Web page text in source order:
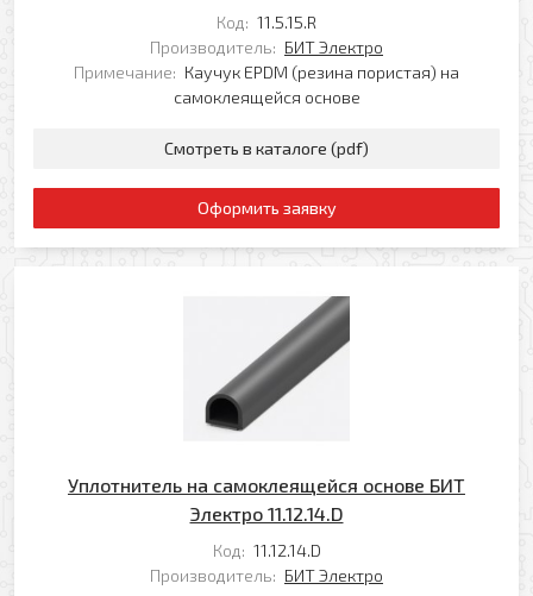
Код: 11.5.15.R
Производитель: БИТ Электро
Примечание: Каучук EPDM (резина пористая) на
самоклеящейся основе
Смотреть в каталоге (pdf)
Оформить заявку
Уплотнитель на самоклеящейся основе БИТ
Электро 11.12.14.D
Код: 11.12.14.D
Производитель: БИТ Электро